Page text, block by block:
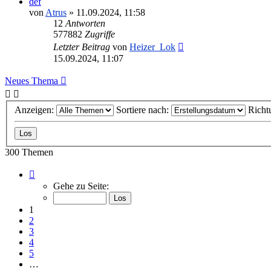
von Atrus » 11.09.2024, 11:58
12 Antworten
577882 Zugriffe
Letzter Beitrag von Heizer_Lok
15.09.2024, 11:07
Neues Thema
Anzeigen: Sortiere nach:
300 Themen
von
Gehe zu Seite:
1
2
3
4
5
…